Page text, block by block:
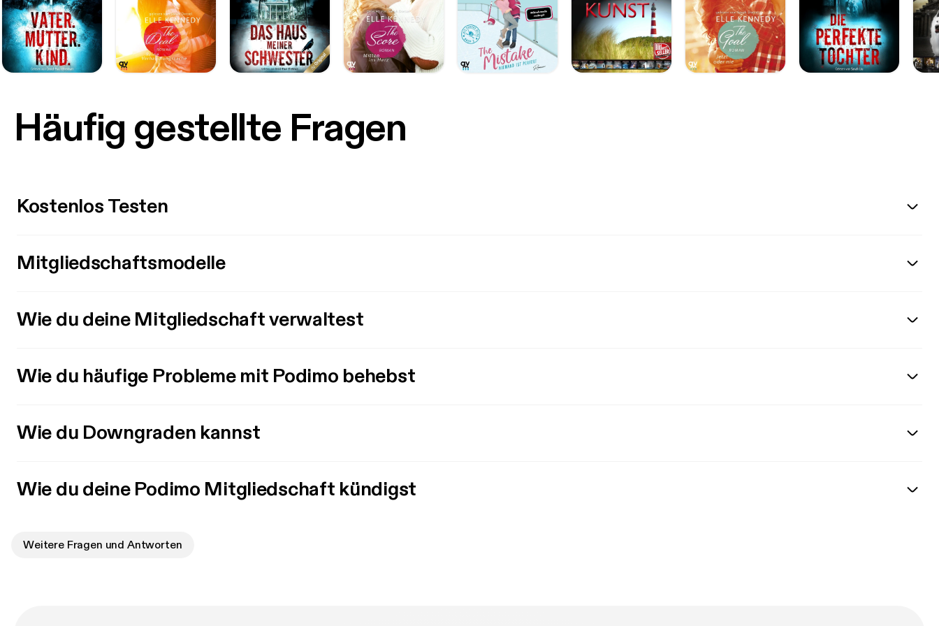
Häufig gestellte Fragen
Kostenlos Testen
Mitgliedschaftsmodelle
Wie du deine Mitgliedschaft verwaltest
Wie du häufige Probleme mit Podimo behebst
Wie du Downgraden kannst
Wie du deine Podimo Mitgliedschaft kündigst
Weitere Fragen und Antworten